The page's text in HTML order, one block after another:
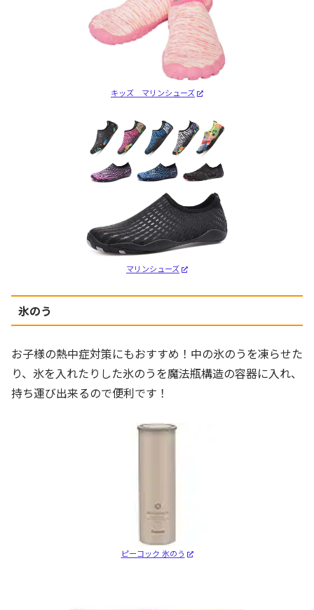
キッズ マリンシューズ
マリンシューズ
氷のう
お子様の熱中症対策にもおすすめ！中の氷のうを凍らせた
り、氷を入れたりした氷のうを魔法瓶構造の容器に入れ、
持ち運び出来るので便利です！
ピーコック 氷のう